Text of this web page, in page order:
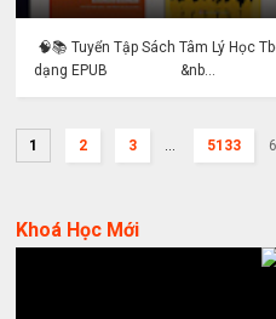
🧠📚 Tuyển Tập Sách Tâm Lý Học
dạng EPUB &nb...
1 2 3 ... 5133 6
Khoá Học Mới